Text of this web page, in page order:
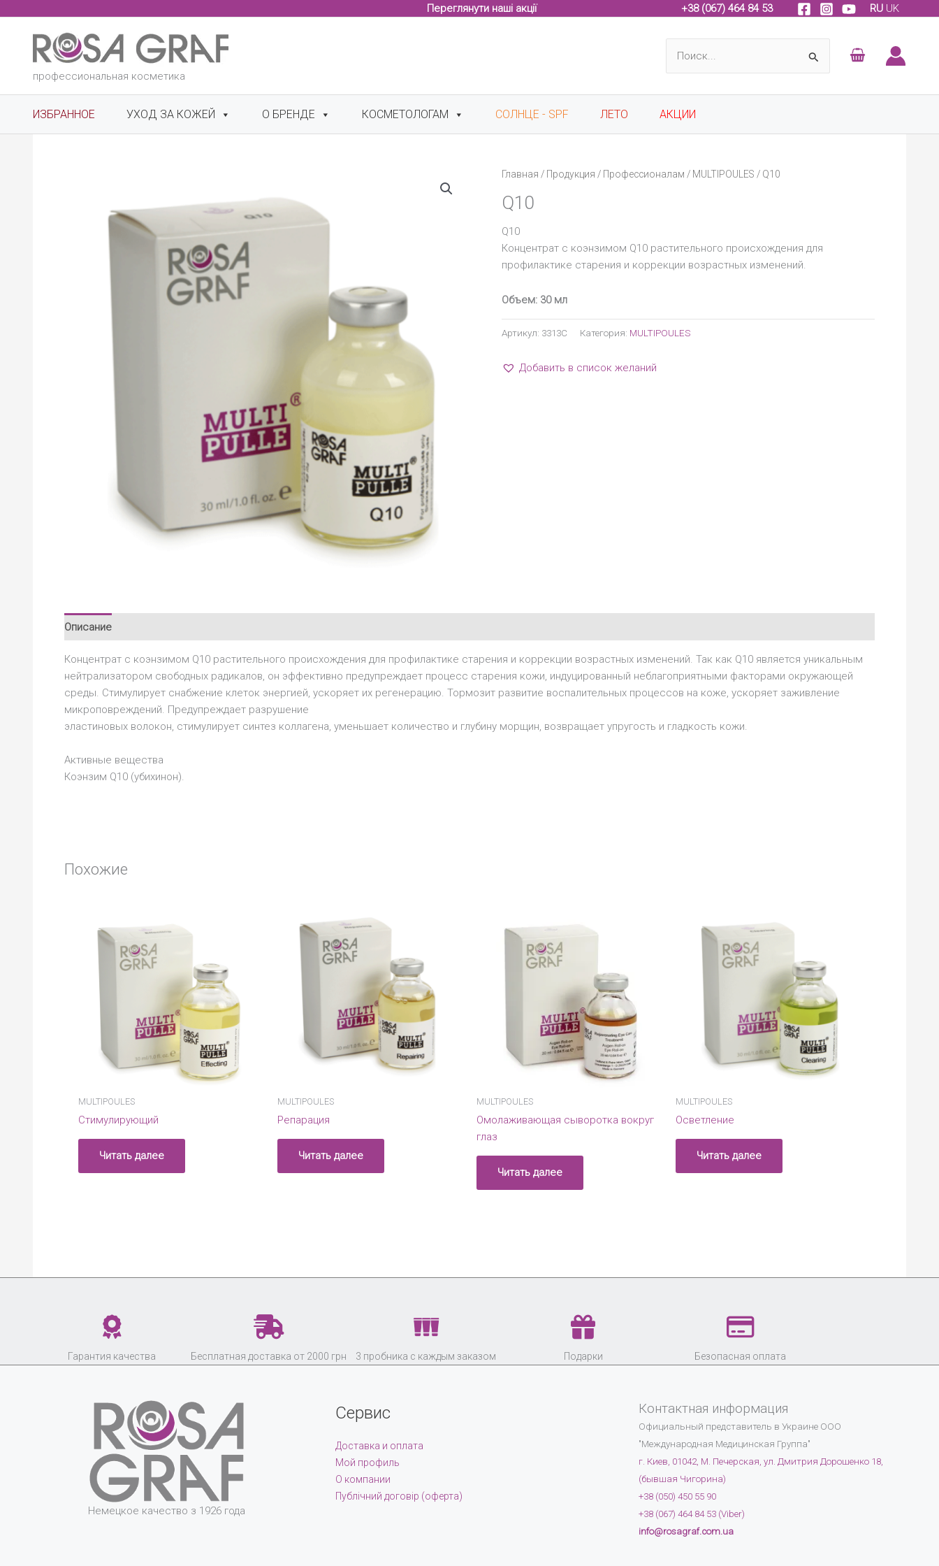
содержимому
Переглянути наші акції +38 (067) 464 84 53 RU UK
профессиональная косметика
ИЗБРАННОЕ УХОД ЗА КОЖЕЙ О БРЕНДЕ КОСМЕТОЛОГАМ СОЛНЦЕ - SPF ЛЕТО АКЦИИ
Главная / Продукция / Профессионалам / MULTIPOULES / Q10
Q10
Q10
Концентрат с коэнзимом Q10 растительного происхождения для
профилактике старения и коррекции возрастных изменений.
Объем: 30 мл
Артикул: 3313C Категория: MULTIPOULES
Добавить в список желаний
Описание
Концентрат с коэнзимом Q10 растительного происхождения для профилактике старения и коррекции возрастных изменений. Так как Q10 является уникальным
нейтрализатором свободных радикалов, он эффективно предупреждает процесс старения кожи, индуцированный неблагоприятными факторами окружающей
среды. Стимулирует снабжение клеток энергией, ускоряет их регенерацию. Тормозит развитие воспалительных процессов на коже, ускоряет заживление
микроповреждений. Предупреждает разрушение
эластиновых волокон, стимулирует синтез коллагена, уменьшает количество и глубину морщин, возвращает упругость и гладкость кожи.
Активные вещества
Коэнзим Q10 (убихинон).
Похожие
MULTIPOULES
Стимулирующий
Читать далее
MULTIPOULES
Репарация
Читать далее
MULTIPOULES
Омолаживающая сыворотка вокруг
глаз
Читать далее
MULTIPOULES
Осветление
Читать далее
Гарантия качества Бесплатная доставка от 2000 грн 3 пробника с каждым заказом Подарки Безопасная оплата
Немецкое качество з 1926 года
Сервис
Доставка и оплата
Мой профиль
О компании
Публічний договір (оферта)
Контактная информация
Официальный представитель в Украине ООО
"Международная Медицинская Группа"
г. Киев, 01042, М. Печерская, ул. Дмитрия Дорошенко 18,
(бывшая Чигорина)
+38 (050) 450 55 90
+38 (067) 464 84 53 (Viber)
info@rosagraf.com.ua